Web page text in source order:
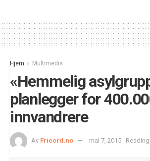
Hjem Multimedia
«Hemmelig
planlegger for
innvandrere
Av Frieord.no mai 7, 2015